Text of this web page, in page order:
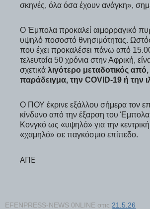
σκηνές, όλα όσα έχουν ανάγκη»,
Ο Έμπολα προκαλεί αιμορραγικό
υψηλό ποσοστό θνησιμότητας.
που έχει προκαλέσει πάνω από
τελευταία 50 χρόνια στην Αφρική,
σχετικά λιγότερο μεταδοτικός από,
παράδειγμα, την COVID-19 ή την
Ο ΠΟΥ έκρινε εξάλλου σήμερα τον
κίνδυνο από την έξαρση του
Κονγκό ως «υψηλό» για την
«χαμηλό» σε παγκόσμιο επίπεδο.
AΠΕ
EFENPRESS-NEWS 0NLINE στις 21.5.26